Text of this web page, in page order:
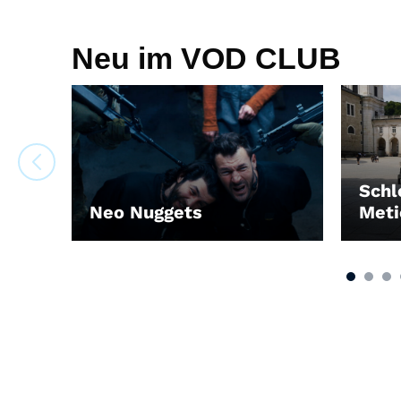
Neu im VOD CLUB
Neo Nuggets
LEIHEN